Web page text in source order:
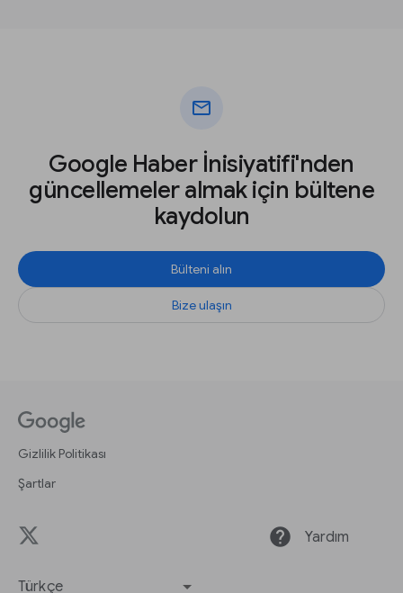
mail
Google Haber İnisiyatifi'nden
güncellemeler almak için bültene
kaydolun
Bülteni alın
Bize ulaşın
Gizlilik Politikası
Şartlar
help Yardım
Türkçe